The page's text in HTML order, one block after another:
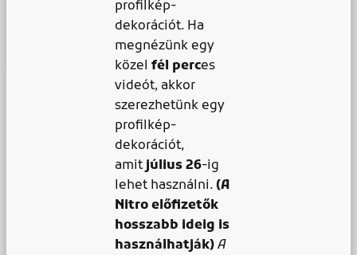
profilkép-
dekorációt. Ha
megnézünk egy
közel fél perces
videót, akkor
szerezhetünk egy
profilkép-
dekorációt,
amitjúlius 26-ig
lehet használni.(A
Nitro előfizetők
hosszabb ideig is
használhatják)A